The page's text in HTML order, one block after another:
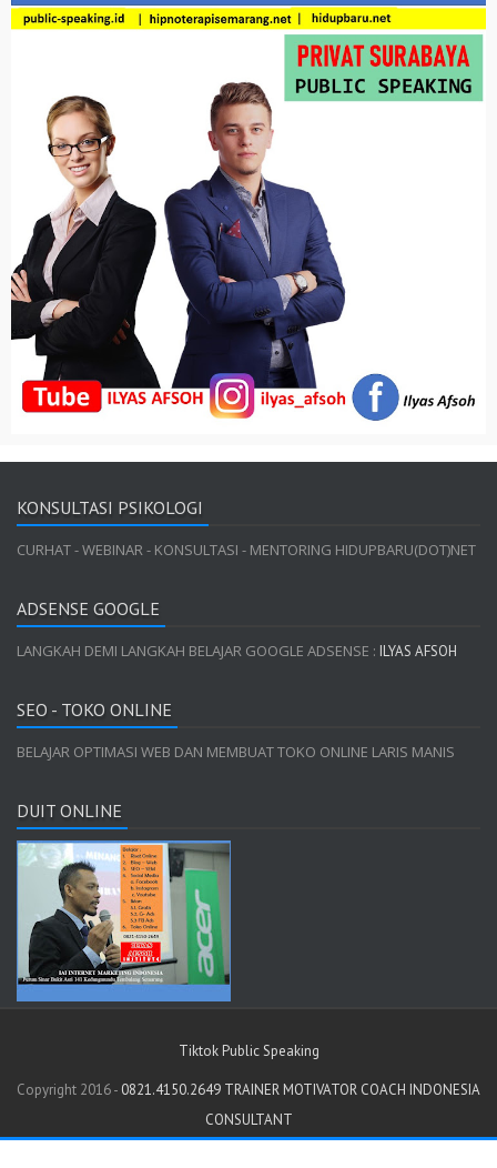
KONSULTASI PSIKOLOGI
CURHAT - WEBINAR - KONSULTASI - MENTORING HIDUPBARU(DOT)NET
ADSENSE GOOGLE
LANGKAH DEMI LANGKAH BELAJAR GOOGLE ADSENSE : ILYAS AFSOH
SEO - TOKO ONLINE
BELAJAR OPTIMASI WEB DAN MEMBUAT TOKO ONLINE LARIS MANIS
DUIT ONLINE
Tiktok Public Speaking
Copyright 2016 - 0821.4150.2649 TRAINER MOTIVATOR COACH INDONESIA
CONSULTANT